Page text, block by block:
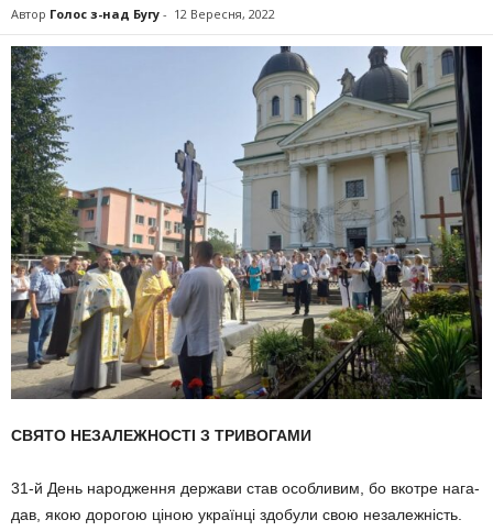
Автор Голос з-над Бугу - 12 Вересня, 2022
СВЯТО НЕЗАЛЕЖНОСТІ З ТРИВОГАМИ
31-й День народження держави став особливим, бо вкотре нага­
дав, якою дорогою ціною українці здобули свою незалежність.